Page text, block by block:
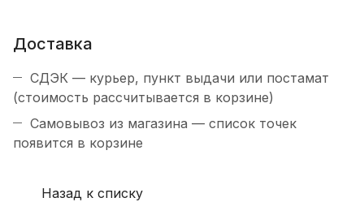
Доставка
СДЭК — курьер, пункт выдачи или постамат
(стоимость рассчитывается в корзине)
Самовывоз из магазина — список точек
появится в корзине
Назад к списку